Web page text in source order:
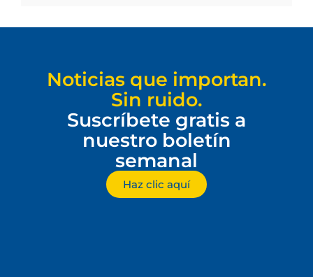
Noticias que importan.
Sin ruido.
Suscríbete gratis a
nuestro boletín
semanal
Haz clic aquí